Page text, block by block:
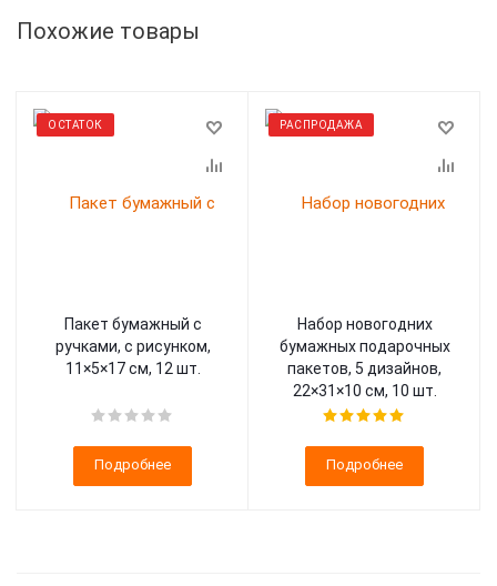
Похожие товары
ОСТАТОК
Пакет бумажный с
ручками, с рисунком,
11×5×17 см, 12 шт.
Подробнее
РАСПРОДАЖА
Набор новогодних
бумажных подарочных
пакетов, 5 дизайнов,
22×31×10 см, 10 шт.
Подробнее